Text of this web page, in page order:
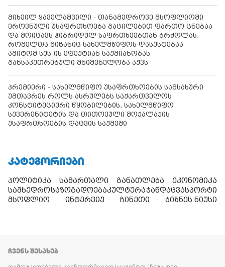
მიხეილ ყაველაშვილი - თანამედროვე მსოფლიოში
ეროვნული უსაფრთხოება გაცილებით ფართო ცნებაა
და მოიცავს ჰიბრიდულ საფრთხეებთან ბრძოლას,
რომელთა მიზანიც სახელმწიფოს დასუსტებაა -
ამიტომ სუს-ის ეფექტიან საქმიანობას
განსაკუთრებული მნიშვნელობა აქვს
პრემიერი - სახელმწიფო უსაფრთხოების სამსახური
უმთავრეს როლს ასრულებს საქართველოს
კონსტიტუციური წყობილების, სახელმწიფო
სუვერენიტეტის და თითოეული მოქალაქის
უსაფრთხოების დაცვის საქმეში
ᲙᲐᲢᲔᲒᲝᲠᲘᲔᲑᲘ
პოლიტიკა სამართალი განათლება
ეკონომიკა
სამხედროსაზოგადოებაკულტურაჯანდაცვასპორტი
მსოფლიო
ინტერვიუ ჩინეთი ბიზნეს ნიუსი
ᲩᲕᲔᲜᲡ ᲨᲔᲡᲐᲮᲔᲑ